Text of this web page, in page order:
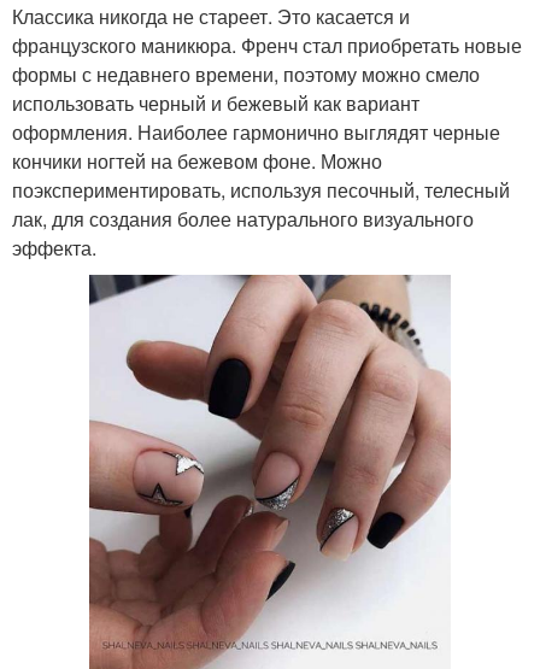
Классика никогда не стареет. Это касается и
французского маникюра. Френч стал приобретать новые
формы с недавнего времени, поэтому можно смело
использовать черный и бежевый как вариант
оформления. Наиболее гармонично выглядят черные
кончики ногтей на бежевом фоне. Можно
поэкспериментировать, используя песочный, телесный
лак, для создания более натурального визуального
эффекта.